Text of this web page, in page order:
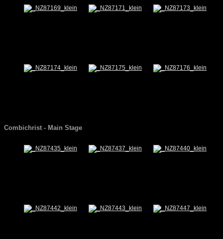
Combichrist - Main Stage